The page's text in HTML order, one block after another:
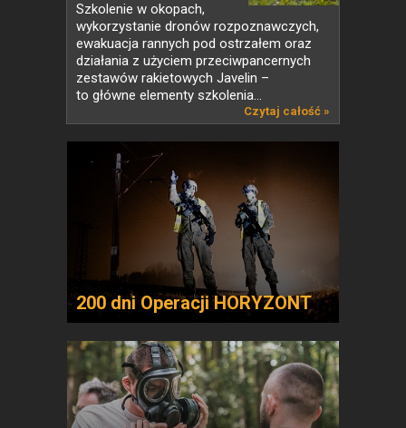
Szkolenie w okopach,
wykorzystanie dronów rozpoznawczych,
ewakuacja rannych pod ostrzałem oraz
działania z użyciem przeciwpancernych
zestawów rakietowych Javelin –
to główne elementy szkolenia...
Czytaj całość »
200 dni Operacji HORYZONT